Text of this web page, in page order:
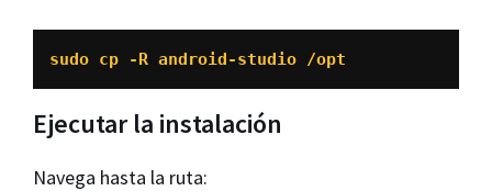
sudo cp -R android-studio /opt
Ejecutar la instalación
Navega hasta la ruta: